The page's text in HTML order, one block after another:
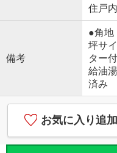
住戸
備考
●角
坪サ
ター
給油
済み
お気に入り追加